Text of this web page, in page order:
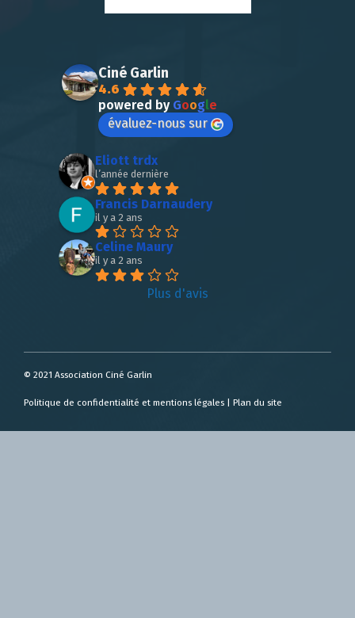
Ciné Garlin
4.6
powered by Google
évaluez-nous sur
Eliott trdx
l’année dernière
Francis Darnaudery
il y a 2 ans
Celine Maury
il y a 2 ans
Plus d'avis
© 2021 Association Ciné Garlin
Politique de confidentialité et mentions légales | Plan du site